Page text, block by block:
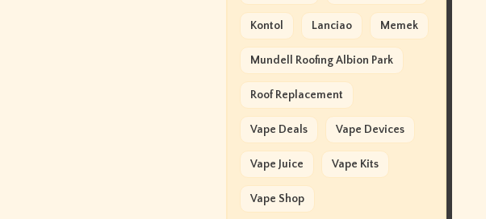
Kontol Lanciao Memek
Mundell Roofing Albion Park
Roof Replacement
Vape Deals Vape Devices
Vape Juice Vape Kits
Vape Shop